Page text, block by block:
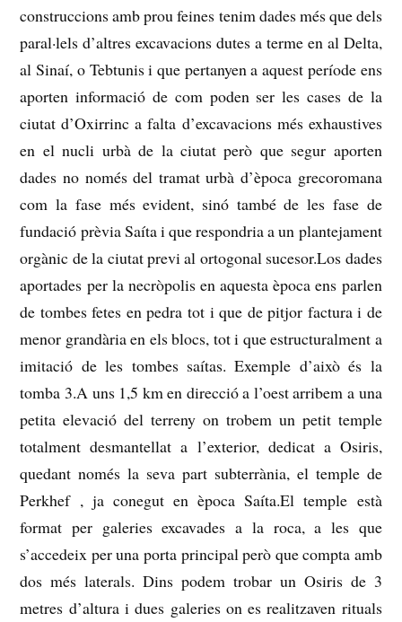
construccions amb prou feines tenim dades més que dels
paral·lels d’altres excavacions dutes a terme en al Delta,
al Sinaí, o Tebtunis i que pertanyen a aquest període ens
aporten informació de com poden ser les cases de la
ciutat d’Oxirrinc a falta d’excavacions més exhaustives
en el nucli urbà de la ciutat però que segur aporten
dades no només del tramaturbà d’època grecoromana
com la fase més evident, sinó també de les fase de
fundació prèvia Saíta i que respondria a un plantejament
orgànic de la ciutat previ al ortogonal sucesor.Los dades
aportades per la necròpolis en aquesta època ens parlen
de tombes fetes en pedra tot i que de pitjor factura i de
menor grandària en els blocs, tot i que estructuralment a
imitació de les tombes saítas.Exemple d’això és la
tomba 3.A uns 1,5 km en direcció a l’oest arribem a una
petita elevació del terreny on trobem un petit temple
totalment desmantellat a l’exterior, dedicat a Osiris,
quedant només la seva part subterrània, el temple de
Perkhef , ja conegut en època Saíta.El temple està
format per galeries excavades a la roca, a les que
s’accedeix per una porta principal però que compta amb
dos més laterals.Dins podem trobar un Osiris de 3
metres d’altura i dues galeries on es realitzaven rituals